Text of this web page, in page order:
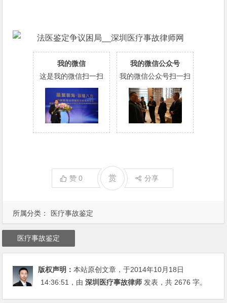
所属分类： 医疗事故鉴定
我的微信
这是我的微信扫一扫
我的微信公众号
我的微信公众号扫一扫
赞0 赏 分享
医疗事故鉴定
版权声明：本站原创文章，于2014年10月18日
14:36:51 ，由深圳医疗事故律师 发表，共 2676 字。